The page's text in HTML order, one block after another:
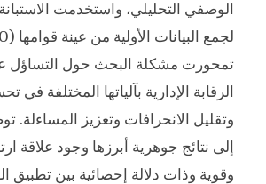
الوصفي التحليلي، واستخدمت
تمحورت مشكلة البحث حول التساؤل
الرقابة الإدارية بآلياتها المختلفة في
وتقليل الانحرافات وتعزيز المساءلة.
إلى نتائج جوهرية أبرزها وجود علاقة
وقوية وذات دلالة إحصائية بين تطبيق